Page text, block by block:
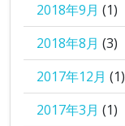
2018年9月 (1)
2018年8月 (3)
2017年12月 (1)
2017年3月 (1)